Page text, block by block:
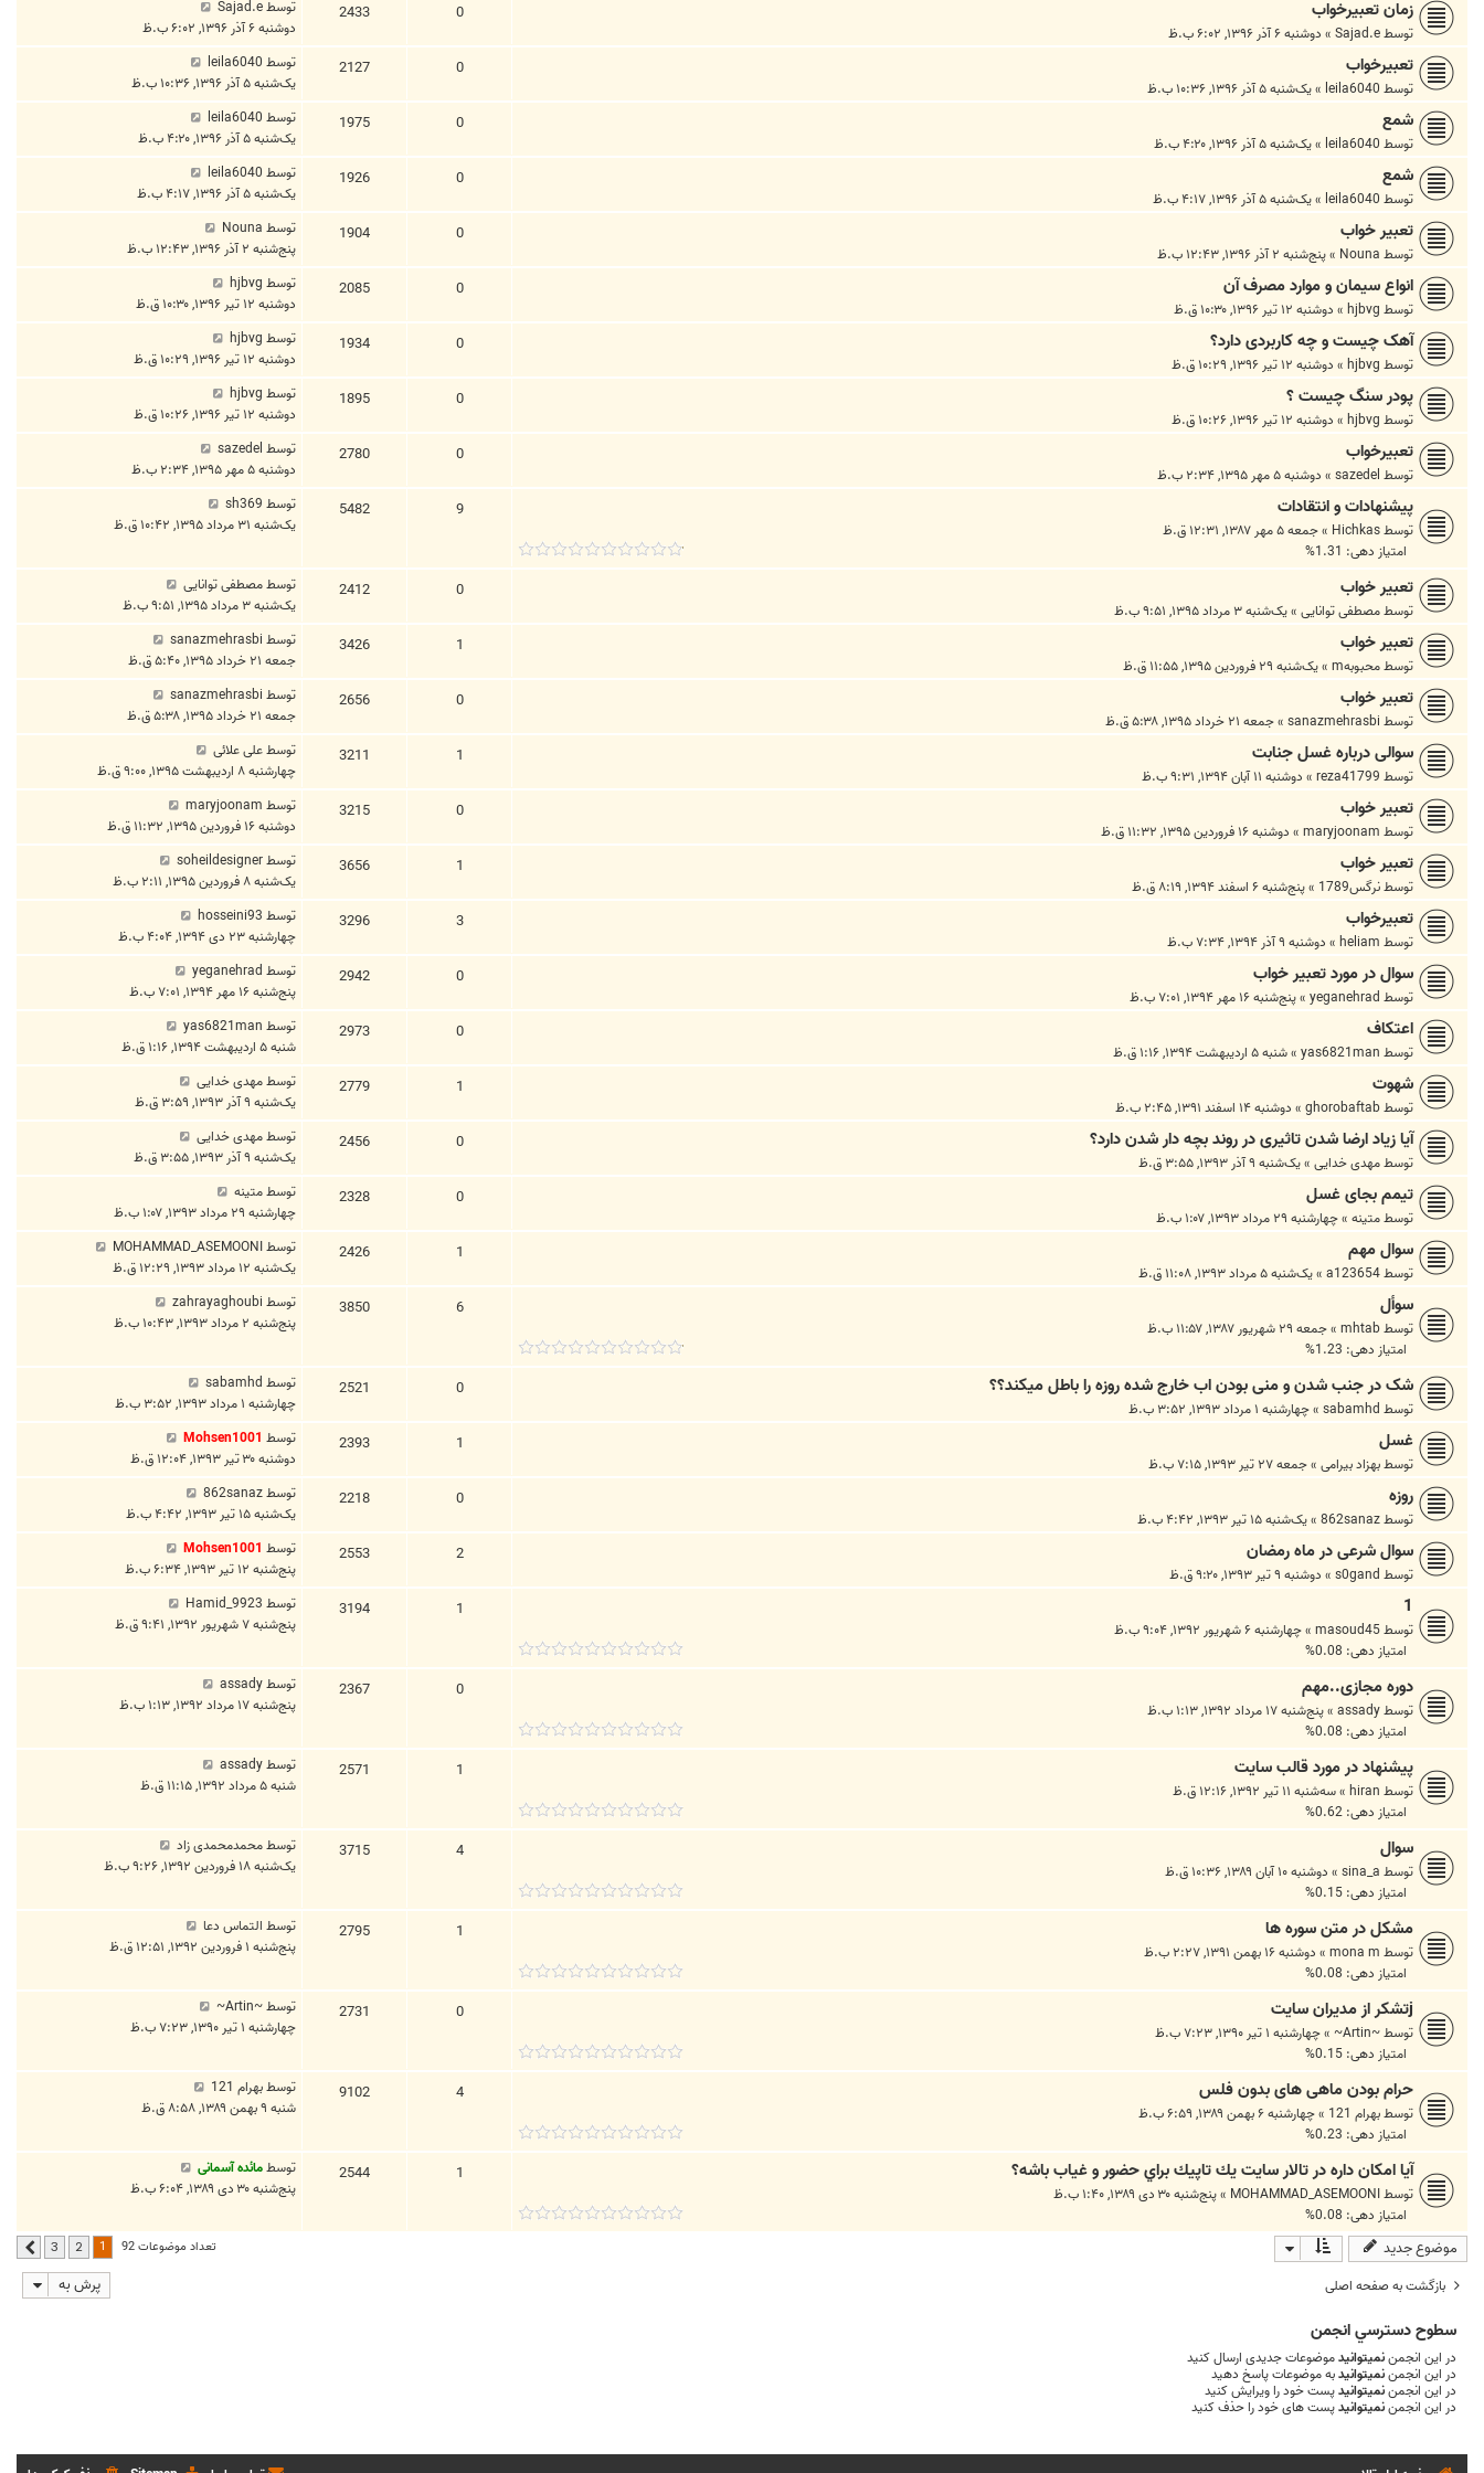
زمان تعبیرخواب
توسطSajad.e
» دوشنبه ۶ آذر ۱۳۹۶, ۶:۰۲ ب.ظ
0
2433 توسطSajad.e
دوشنبه ۶ آذر ۱۳۹۶, ۶:۰۲ ب.ظ
تعبیرخواب
توسط leila6040
»یک‌شنبه ۵ آذر ۱۳۹۶, ۱۰:۳۶ ب.ظ
0
2127 توسط leila6040
یک‌شنبه ۵ آذر ۱۳۹۶, ۱۰:۳۶ ب.ظ
شمع
توسط leila6040
»یک‌شنبه ۵ آذر ۱۳۹۶, ۴:۲۰ ب.ظ
0
1975 توسط leila6040
یک‌شنبه ۵ آذر ۱۳۹۶, ۴:۲۰ ب.ظ
شمع
توسط leila6040
»یک‌شنبه ۵ آذر ۱۳۹۶, ۴:۱۷ ب.ظ
0
1926 توسط leila6040
یک‌شنبه ۵ آذر ۱۳۹۶, ۴:۱۷ ب.ظ
تعبير خواب
توسط Nouna
»پنج‌شنبه ۲ آذر ۱۳۹۶, ۱۲:۴۳ ب.ظ
0
1904 توسط Nouna
پنج‌شنبه ۲ آذر ۱۳۹۶, ۱۲:۴۳ ب.ظ
انواع سیمان و موارد مصرف آن
توسط hjbvg
» دوشنبه ۱۲ تیر ۱۳۹۶, ۱۰:۳۰ ق.ظ
0
2085 توسط hjbvg
دوشنبه ۱۲ تیر ۱۳۹۶, ۱۰:۳۰ ق.ظ
آهک چیست و چه کاربردی دارد؟
توسط hjbvg
» دوشنبه ۱۲ تیر ۱۳۹۶, ۱۰:۲۹ ق.ظ
0
1934 توسط hjbvg
دوشنبه ۱۲ تیر ۱۳۹۶, ۱۰:۲۹ ق.ظ
پودر سنگ چیست ؟
توسط hjbvg
» دوشنبه ۱۲ تیر ۱۳۹۶, ۱۰:۲۶ ق.ظ
0
1895 توسط hjbvg
دوشنبه ۱۲ تیر ۱۳۹۶, ۱۰:۲۶ ق.ظ
تعبیرخواب
توسط sazedel
» دوشنبه ۵ مهر ۱۳۹۵, ۲:۳۴ ب.ظ
0
2780 توسط sazedel
دوشنبه ۵ مهر ۱۳۹۵, ۲:۳۴ ب.ظ
پیشنهادات و انتقادات
توسطHichkas
»جمعه ۵ مهر ۱۳۸۷, ۱۲:۳۱ ق.ظ
امتیاز دهی: 1.31%
9
5482 توسط sh369
یک‌شنبه ۳۱ مرداد ۱۳۹۵, ۱۰:۴۲ ق.ظ
تعبیر خواب
توسطمصطفی توانایی »یک‌شنبه ۳ مرداد ۱۳۹۵, ۹:۵۱ ب.ظ
0
2412 توسطمصطفی توانایی
یک‌شنبه ۳ مرداد ۱۳۹۵, ۹:۵۱ ب.ظ
تعبیر خواب
توسطمحبوبهm »یک‌شنبه ۲۹ فروردین ۱۳۹۵, ۱۱:۵۵ ق.ظ
1
3426 توسط sanazmehrasbi
جمعه ۲۱ خرداد ۱۳۹۵, ۵:۴۰ ق.ظ
تعبیر خواب
توسط sanazmehrasbi
»جمعه ۲۱ خرداد ۱۳۹۵, ۵:۳۸ ق.ظ
0
2656 توسط sanazmehrasbi
جمعه ۲۱ خرداد ۱۳۹۵, ۵:۳۸ ق.ظ
سوالی درباره غسل جنابت
توسط reza41799
» دوشنبه ۱۱ آبان ۱۳۹۴, ۹:۳۱ ب.ظ
1
3211 توسطعلی علائی
چهارشنبه ۸ اردیبهشت ۱۳۹۵, ۹:۰۰ ق.ظ
تعبیر خواب
توسط maryjoonam
» دوشنبه ۱۶ فروردین ۱۳۹۵, ۱۱:۳۲ ق.ظ
0
3215 توسط maryjoonam
دوشنبه ۱۶ فروردین ۱۳۹۵, ۱۱:۳۲ ق.ظ
تعبير خواب
توسطنرگس1789 »پنج‌شنبه ۶ اسفند ۱۳۹۴, ۸:۱۹ ق.ظ
1
3656 توسطsoheildesigner
یک‌شنبه ۸ فروردین ۱۳۹۵, ۲:۱۱ ب.ظ
تعبیرخواب
توسط heliam
» دوشنبه ۹ آذر ۱۳۹۴, ۷:۳۴ ب.ظ
3
3296 توسط hosseini93
چهارشنبه ۲۳ دی ۱۳۹۴, ۴:۰۴ ب.ظ
سوال در مورد تعبیر خواب
توسط yeganehrad
»پنج‌شنبه ۱۶ مهر ۱۳۹۴, ۷:۰۱ ب.ظ
0
2942 توسط yeganehrad
پنج‌شنبه ۱۶ مهر ۱۳۹۴, ۷:۰۱ ب.ظ
اعتکاف
توسط yas6821man
»شنبه ۵ اردیبهشت ۱۳۹۴, ۱:۱۶ ق.ظ
0
2973 توسط yas6821man
شنبه ۵ اردیبهشت ۱۳۹۴, ۱:۱۶ ق.ظ
شهوت
توسطghorobaftab
» دوشنبه ۱۴ اسفند ۱۳۹۱, ۲:۴۵ ب.ظ
1
2779 توسطمهدی خدایی
یک‌شنبه ۹ آذر ۱۳۹۳, ۳:۵۹ ق.ظ
آیا زیاد ارضا شدن تاثیری در روند بچه دار شدن دارد؟
توسطمهدی خدایی »یک‌شنبه ۹ آذر ۱۳۹۳, ۳:۵۵ ق.ظ
0
2456 توسطمهدی خدایی
یک‌شنبه ۹ آذر ۱۳۹۳, ۳:۵۵ ق.ظ
تیمم بجای غسل
توسطمتینه »چهارشنبه ۲۹ مرداد ۱۳۹۳, ۱:۰۷ ب.ظ
0
2328 توسطمتینه
چهارشنبه ۲۹ مرداد ۱۳۹۳, ۱:۰۷ ب.ظ
سوال مهم
توسطa123654
»یک‌شنبه ۵ مرداد ۱۳۹۳, ۱۱:۰۸ ق.ظ
1
2426 توسطMOHAMMAD_ASEMOONI
یک‌شنبه ۱۲ مرداد ۱۳۹۳, ۱۲:۲۹ ق.ظ
سوأل
توسطmhtab
»جمعه ۲۹ شهریور ۱۳۸۷, ۱۱:۵۷ ب.ظ
امتیاز دهی: 1.23%
6
3850 توسط zahrayaghoubi
پنج‌شنبه ۲ مرداد ۱۳۹۳, ۱۰:۴۳ ب.ظ
شک در جنب شدن و منی بودن اب خارج شده روزه را باطل میکند؟؟
توسط sabamhd
»چهارشنبه ۱ مرداد ۱۳۹۳, ۳:۵۲ ب.ظ
0
2521 توسط sabamhd
چهارشنبه ۱ مرداد ۱۳۹۳, ۳:۵۲ ب.ظ
غسل
توسطبهزاد بیرامی »جمعه ۲۷ تیر ۱۳۹۳, ۷:۱۵ ب.ظ
1
2393 توسط Mohsen1001
دوشنبه ۳۰ تیر ۱۳۹۳, ۱۲:۰۴ ق.ظ
روزه
توسط862sanaz
»یک‌شنبه ۱۵ تیر ۱۳۹۳, ۴:۴۲ ب.ظ
0
2218 توسط862sanaz
یک‌شنبه ۱۵ تیر ۱۳۹۳, ۴:۴۲ ب.ظ
سوال شرعی در ماه رمضان
توسط s0gand
» دوشنبه ۹ تیر ۱۳۹۳, ۹:۲۰ ق.ظ
2
2553 توسط Mohsen1001
پنج‌شنبه ۱۲ تیر ۱۳۹۳, ۶:۳۴ ب.ظ
1
توسطmasoud45
»چهارشنبه ۶ شهریور ۱۳۹۲, ۹:۰۴ ب.ظ
امتیاز دهی: 0.08%
1
3194 توسط Hamid_9923
پنج‌شنبه ۷ شهریور ۱۳۹۲, ۹:۴۱ ق.ظ
دوره مجازی..مهم
توسطassady
»پنج‌شنبه ۱۷ مرداد ۱۳۹۲, ۱:۱۳ ب.ظ
امتیاز دهی: 0.08%
0
2367 توسطassady
پنج‌شنبه ۱۷ مرداد ۱۳۹۲, ۱:۱۳ ب.ظ
پیشنهاد در مورد قالب سایت
توسط hiran
»سه‌شنبه ۱۱ تیر ۱۳۹۲, ۱۲:۱۶ ق.ظ
امتیاز دهی: 0.62%
1
2571 توسطassady
شنبه ۵ مرداد ۱۳۹۲, ۱۱:۱۵ ق.ظ
سوال
توسط sina_a
» دوشنبه ۱۰ آبان ۱۳۸۹, ۱۰:۳۶ ق.ظ
امتیاز دهی: 0.15%
4
3715 توسطمحمدمحمدی زاد
یک‌شنبه ۱۸ فروردین ۱۳۹۲, ۹:۲۶ ب.ظ
مشکل در متن سوره ها
توسط mona m
» دوشنبه ۱۶ بهمن ۱۳۹۱, ۲:۲۷ ب.ظ
امتیاز دهی: 0.08%
1
2795 توسط التماس دعا
پنج‌شنبه ۱ فروردین ۱۳۹۲, ۱۲:۵۱ ق.ظ
jتشکر از مدیران سایت
توسط~Artin~
»چهارشنبه ۱ تیر ۱۳۹۰, ۷:۲۳ ب.ظ
امتیاز دهی: 0.15%
0
2731 توسط~Artin~
چهارشنبه ۱ تیر ۱۳۹۰, ۷:۲۳ ب.ظ
حرام بودن ماهی های بدون فلس
توسطبهرام 121 »چهارشنبه ۶ بهمن ۱۳۸۹, ۶:۵۹ ب.ظ
امتیاز دهی: 0.23%
4
9102 توسطبهرام 121
شنبه ۹ بهمن ۱۳۸۹, ۸:۵۸ ق.ظ
آيا امكان داره در تالار سايت يك تاپيك براي حضور و غياب باشه؟
توسطMOHAMMAD_ASEMOONI
»پنج‌شنبه ۳۰ دی ۱۳۸۹, ۱:۴۰ ب.ظ
امتیاز دهی: 0.08%
1
2544 توسطمائده آسمانی
پنج‌شنبه ۳۰ دی ۱۳۸۹, ۶:۰۴ ب.ظ
موضوع جدید تعداد موضوعات 92 1
2
3 بعدی
بازگشت به صفحه اصلی پرش به
سطوح دسترسي انجمن
در این انجمننمیتوانیدموضوعات جدیدی ارسال کنید
در این انجمننمیتوانیدبه موضوعات پاسخ دهید
در این انجمننمیتوانیدپست خود را ویرایش کنید
در این انجمننمیتوانیدپست های خود را حذف کنید